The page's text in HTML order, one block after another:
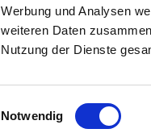
Werbung und Analysen
weiteren Daten
Nutzung der Dienste
Einwilligungsauswahl
Notwendig